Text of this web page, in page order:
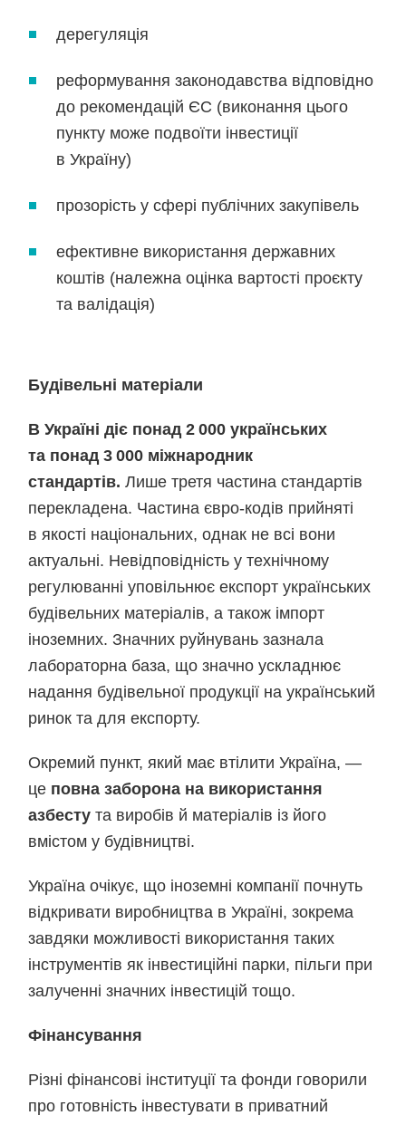
дерегуляція
реформування законодавства відповідно
до рекомендацій ЄС (виконання цього
пункту може подвоїти інвестиції
в Україну)
прозорість у сфері публічних закупівель
ефективне використання державних
коштів (належна оцінка вартості проєкту
та валідація)
Будівельні матеріали
В Україні діє понад 2 000 українських
та понад 3 000 міжнародник
стандартів.Лише третя частина стандартів
перекладена. Частина євро-кодів прийняті
в якості національних, однак не всі вони
актуальні. Невідповідність у технічному
регулюванні уповільнює експорт українських
будівельних матеріалів, а також імпорт
іноземних. Значних руйнувань зазнала
лабораторна база, що значно ускладнює
надання будівельної продукції на український
ринок та для експорту.
Окремий пункт, який має втілити Україна, —
це повна заборона на використання
азбесту та виробів й матеріалів із його
вмістом у будівництві.
Україна очікує, що іноземні компанії почнуть
відкривати виробництва в Україні, зокрема
завдяки можливості використання таких
інструментів як інвестиційні парки, пільги при
залученні значних інвестицій тощо.
Фінансування
Різні фінансові інституції та фонди говорили
про готовність інвестувати в приватний